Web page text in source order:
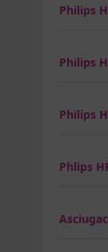
Philips
Philips
Philips
Phlips